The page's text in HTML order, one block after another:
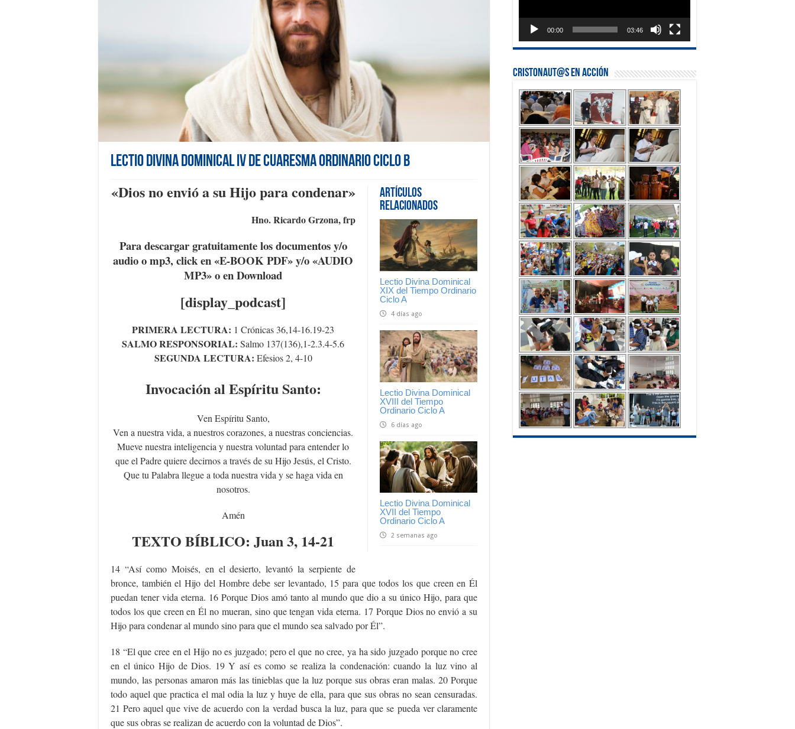
Lectio Divina Dominical IV de Cuaresma Ordinario Ciclo B
Artículos
Relacionados
Lectio Divina Dominical
XIX del Tiempo Ordinario
Ciclo A
4 días ago
Lectio Divina Dominical
XVIII del Tiempo
Ordinario Ciclo A
6 días ago
Lectio Divina Dominical
XVII del Tiempo
Ordinario Ciclo A
2 semanas ago
«Dios no envió a su Hijo para condenar»
Hno. Ricardo Grzona, frp
Para descargar gratuitamente los documentos y/o
audio o mp3, click en «E-BOOK PDF» y/o «AUDIO
MP3» o en Download
[display_podcast]
PRIMERA LECTURA: 1 Crónicas 36,14-16.19-23
SALMO RESPONSORIAL: Salmo 137(136),1-2.3.4-5.6
SEGUNDA LECTURA: Efesios 2, 4-10
Invocación al Espíritu Santo:
Ven Espíritu Santo,
Ven a nuestra vida, a nuestros corazones, a nuestras conciencias.
Mueve nuestra inteligencia y nuestra voluntad para entender lo
que el Padre quiere decirnos a través de su Hijo Jesús, el Cristo.
Que tu Palabra llegue a toda nuestra vida y se haga vida en
nosotros.
Amén
TEXTO BÍBLICO: Juan 3, 14-21
14 “Así como Moisés, en el desierto, levantó la serpiente de
bronce, también el Hijo del Hombre debe ser levantado, 15 para que todos los que creen en Él
puedan tener vida eterna. 16 Porque Dios amó tanto al mundo que dio a su único Hijo, para que
todos los que creen en Él no mueran, sino que tengan vida eterna. 17 Porque Dios no envió a su
Hijo para condenar al mundo sino para que el mundo sea salvado por Él”.
18 “El que cree en el Hijo no es juzgado; pero el que no cree, ya ha sido juzgado porque no cree
en el único Hijo de Dios. 19 Y así es como se realiza la condenación: cuando la luz vino al
mundo, las personas amaron más las tinieblas que la luz porque sus obras eran malas. 20 Porque
todo aquel que practica el mal odia la luz y huye de ella, para que sus obras no sean censuradas.
21 Pero aquel que vive de acuerdo con la verdad busca la luz, para que se pueda ver claramente
que sus obras se realizan de acuerdo con la voluntad de Dios”.
00:00 03:46
Cristonaut@s en Acción